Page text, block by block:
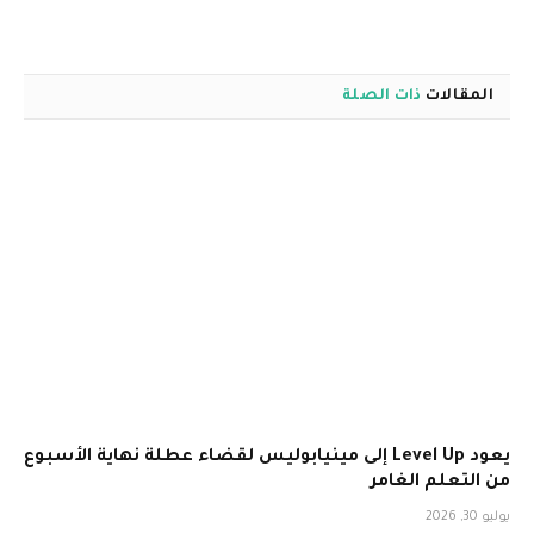
المقالات ذات الصلة
يعود Level Up إلى مينيابوليس لقضاء عطلة نهاية الأسبوع
من التعلم الغامر
يوليو 30, 2026